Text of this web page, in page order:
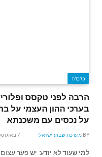
כלכלה
הרבה לפני טקסס
על נכסים עם משכנתא
BY מערכת שבוע ישראלי 7 באוגוסט 2026
למי שעוד לא יודע: יש פער